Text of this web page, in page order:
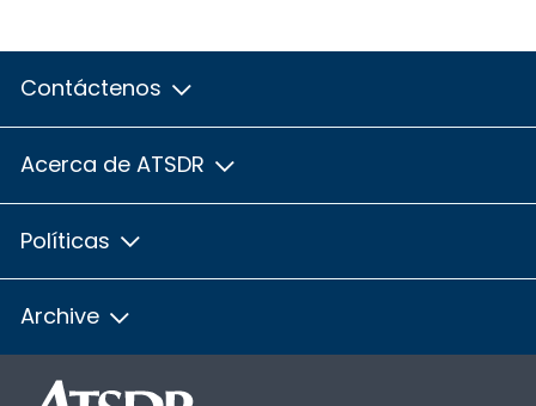
Contáctenos
Acerca de ATSDR
Políticas
Archive